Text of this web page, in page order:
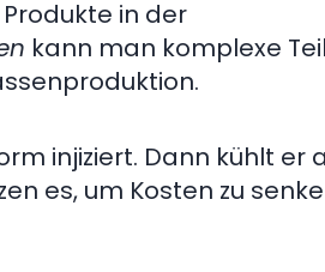
in der
kann man komplexe
injiziert. Dann kühlt er
es, um Kosten zu